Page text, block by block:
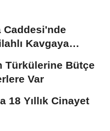
Caddesi'nde
Kavgaya
Türkülerine Bütçe
Var
18 Yıllık Cinayet